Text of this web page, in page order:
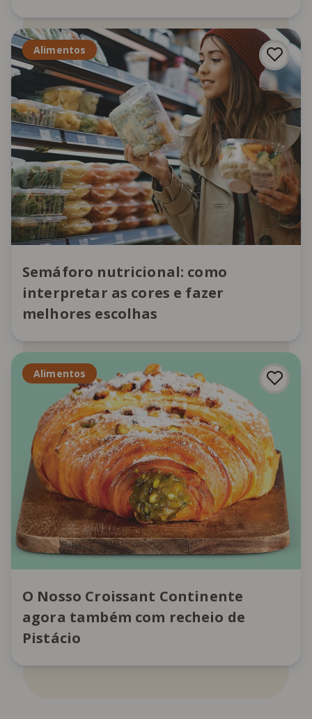
Alimentos
Semáforo nutricional: como
interpretar as cores e fazer
melhores escolhas
Alimentos
O Nosso Croissant Continente
agora também com recheio de
Pistácio